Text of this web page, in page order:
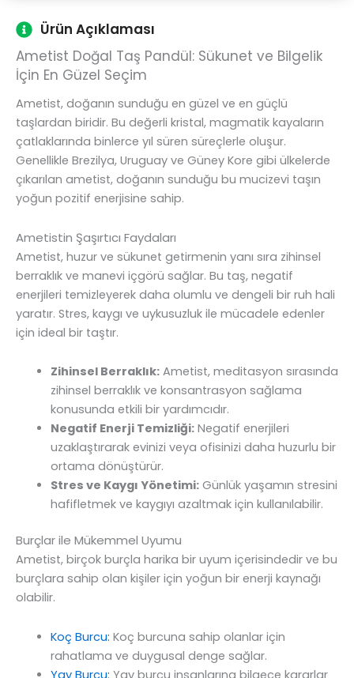
Ürün Açıklaması
Ametist Doğal Taş Pandül: Sükunet ve Bilgelik
İçin En Güzel Seçim
Ametist, doğanın sunduğu en güzel ve en güçlü
taşlardan biridir. Bu değerli kristal, magmatik kayaların
çatlaklarında binlerce yıl süren süreçlerle oluşur.
Genellikle Brezilya, Uruguay ve Güney Kore gibi ülkelerde
çıkarılan ametist, doğanın sunduğu bu mucizevi taşın
yoğun pozitif enerjisine sahip.
Ametistin Şaşırtıcı Faydaları
Ametist, huzur ve sükunet getirmenin yanı sıra zihinsel
berraklık ve manevi içgörü sağlar. Bu taş, negatif
enerjileri temizleyerek daha olumlu ve dengeli bir ruh hali
yaratır. Stres, kaygı ve uykusuzluk ile mücadele edenler
için ideal bir taştır.
Zihinsel Berraklık:Ametist, meditasyon sırasında
zihinsel berraklık ve konsantrasyon sağlama
konusunda etkili bir yardımcıdır.
Negatif Enerji Temizliği:Negatif enerjileri
uzaklaştırarak evinizi veya ofisinizi daha huzurlu bir
ortama dönüştürür.
Stres ve Kaygı Yönetimi:Günlük yaşamın stresini
hafifletmek ve kaygıyı azaltmak için kullanılabilir.
Burçlar ile Mükemmel Uyumu
Ametist, birçok burçla harika bir uyum içerisindedir ve bu
burçlara sahip olan kişiler için yoğun bir enerji kaynağı
olabilir.
Koç Burcu: Koç burcuna sahip olanlar için
rahatlama ve duygusal denge sağlar.
Yay Burcu: Yay burcu insanlarına bilgece kararlar